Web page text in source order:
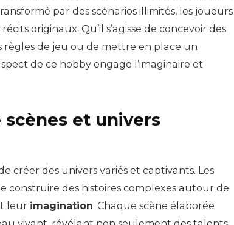
par des scénarios illimités, les joueurs
originaux. Qu’il s’agisse de concevoir des
règles de jeu ou de mettre en place un
de ce hobby engage l’imaginaire et
scènes et univers
créer des univers variés et captivants. Les
construire des histoires complexes autour de
leur imagination. Chaque scène élaborée